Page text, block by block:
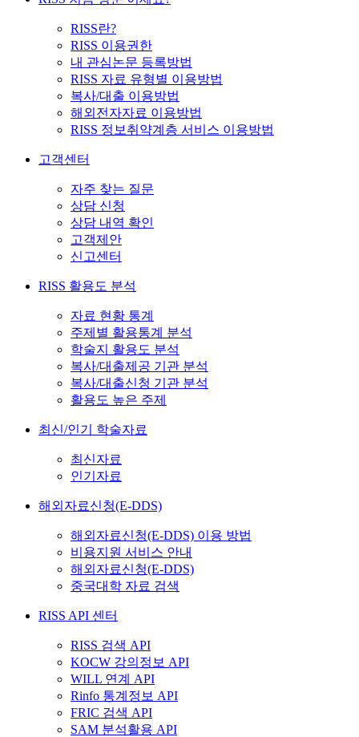
RISS란?
RISS 이용권한
내 관심논문 등록방법
RISS 자료 유형별 이용방법
복사/대출 이용방법
해외전자자료 이용방법
RISS 정보취약계층 서비스 이용방법
고객센터
자주 찾는 질문
상담 신청
상담 내역 확인
고객제안
신고센터
RISS 활용도 분석
자료 현황 통계
주제별 활용통계 분석
학술지 활용도 분석
복사/대출제공 기관 분석
복사/대출신청 기관 분석
활용도 높은 주제
최신/인기 학술자료
최신자료
인기자료
해외자료신청(E-DDS)
해외자료신청(E-DDS) 이용 방법
비용지원 서비스 안내
해외자료신청(E-DDS)
중국대학 자료 검색
RISS API 센터
RISS 검색 API
KOCW 강의정보 API
WILL 연계 API
Rinfo 통계정보 API
FRIC 검색 API
SAM 분석활용 API